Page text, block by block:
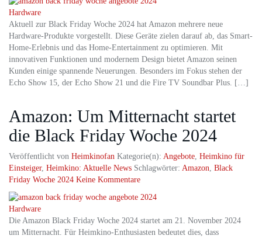
Aktuell zur Black Friday Woche 2024 hat Amazon mehrere neue
Hardware-Produkte vorgestellt. Diese Geräte zielen darauf ab, das Smart-
Home-Erlebnis und das Home-Entertainment zu optimieren. Mit
innovativen Funktionen und modernem Design bietet Amazon seinen
Kunden einige spannende Neuerungen. Besonders im Fokus stehen der
Echo Show 15, der Echo Show 21 und die Fire TV Soundbar Plus. […]
Amazon: Um Mitternacht startet
die Black Friday Woche 2024
Veröffentlicht von Heimkinofan Kategorie(n): Angebote, Heimkino für
Einsteiger, Heimkino: Aktuelle News Schlagwörter: Amazon, Black
Friday Woche 2024 Keine Kommentare
Die Amazon Black Friday Woche 2024 startet am 21. November 2024
um Mitternacht. Für Heimkino-Enthusiasten bedeutet dies, dass